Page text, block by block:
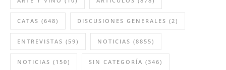
CATAS (648) DISCUSIONES GENERALES (2)
ENTREVISTAS (59) NOTICIAS (8855)
NOTICIAS (150) SIN CATEGORÍA (346)